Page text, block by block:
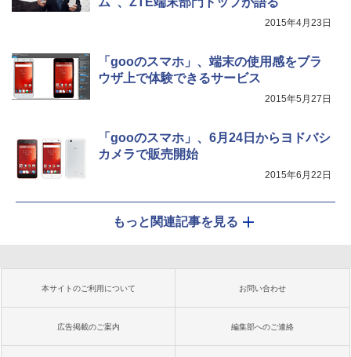
2015年4月23日
「gooのスマホ」、端末の使用感をブラ
ウザ上で体験できるサービス
2015年5月27日
「gooのスマホ」、6月24日からヨドバシ
カメラで販売開始
2015年6月22日
もっと関連記事を見る
本サイトのご利用について お問い合わせ
広告掲載のご案内 編集部へのご連絡